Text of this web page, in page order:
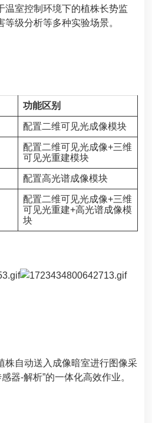
温室控制环境下的植株长势监
级分析等多种实验场景。
功能区别
配置二维可见光成像模块
配置二维可见光成像+三维
可见光重建模块
配置高光谱成像模块
配置二维可见光成像+三维
可见光重建+高光谱成像模
块
株自动送入成像暗室进行图像采
器-解析”的一体化高效作业。